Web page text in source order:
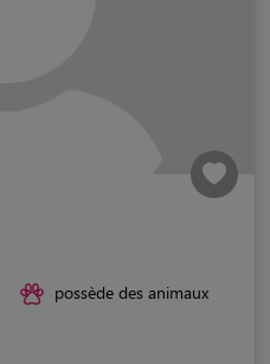
possède des animaux